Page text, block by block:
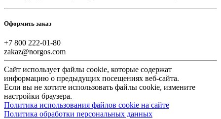
Оформить заказ
+7 800 222-01-80
zakaz@norgos.com
Сайт использует файлы cookie, которые содержат
информацию о предыдущих посещениях веб-сайта.
Если вы не хотите использовать файлы cookie, измените
настройки браузера.
Политика использования файлов cookie на сайте
Политика обработки персональных данных